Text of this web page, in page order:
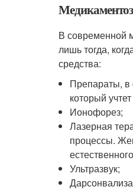
В современной
лишь тогда,
средства:
Препараты, в
который
Ионофорез;
Лазерная
процессы.
Ультразвук;